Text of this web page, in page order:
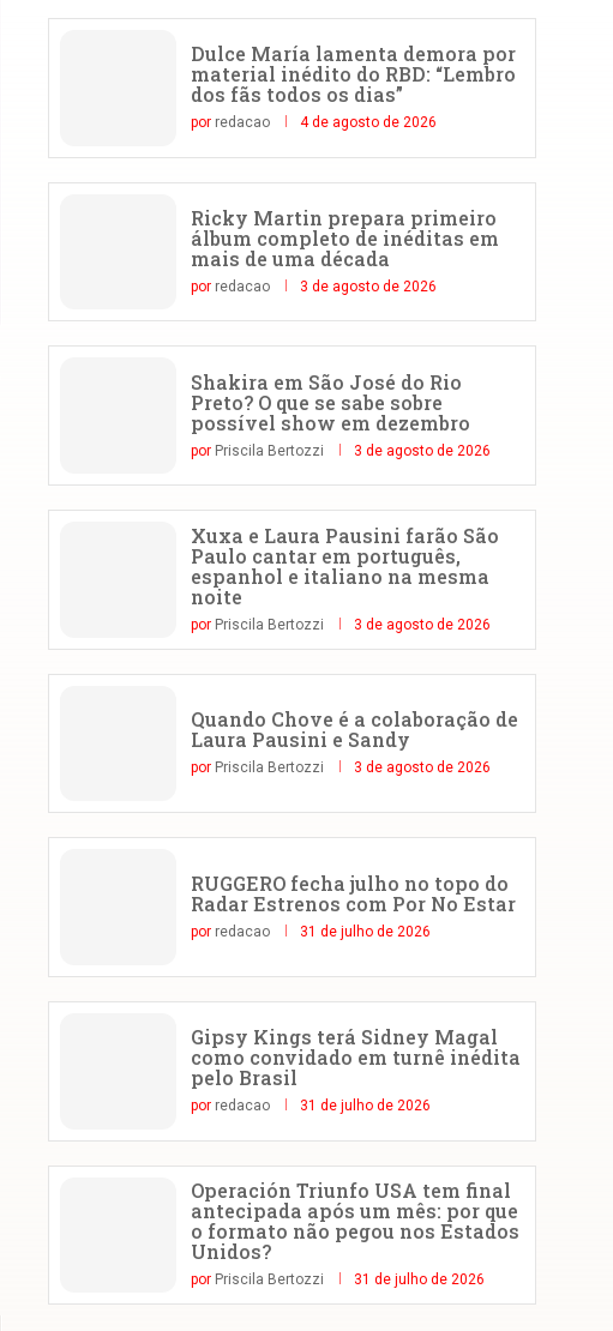
Dulce María lamenta demora por
material inédito do RBD: “Lembro
dos fãs todos os dias”
por redacao 4 de agosto de 2026
Ricky Martin prepara primeiro
álbum completo de inéditas em
mais de uma década
por redacao 3 de agosto de 2026
Shakira em São José do Rio
Preto? O que se sabe sobre
possível show em dezembro
por Priscila Bertozzi 3 de agosto de 2026
Xuxa e Laura Pausini farão São
Paulo cantar em português,
espanhol e italiano na mesma
noite
por Priscila Bertozzi 3 de agosto de 2026
Quando Chove é a colaboração de
Laura Pausini e Sandy
por Priscila Bertozzi 3 de agosto de 2026
RUGGERO fecha julho no topo do
Radar Estrenos com Por No Estar
por redacao 31 de julho de 2026
Gipsy Kings terá Sidney Magal
como convidado em turnê inédita
pelo Brasil
por redacao 31 de julho de 2026
Operación Triunfo USA tem final
antecipada após um mês: por que
o formato não pegou nos Estados
Unidos?
por Priscila Bertozzi 31 de julho de 2026